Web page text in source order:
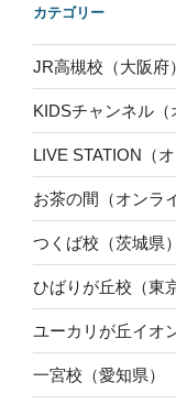
カテゴリー
JR高槻校（大阪府）
KIDSチャンネル（
LIVE STATION（オ
お茶の間（オンラ
つくば校（茨城県）
ひばりが丘校（東
ユーカリが丘イオ
一宮校（愛知県）